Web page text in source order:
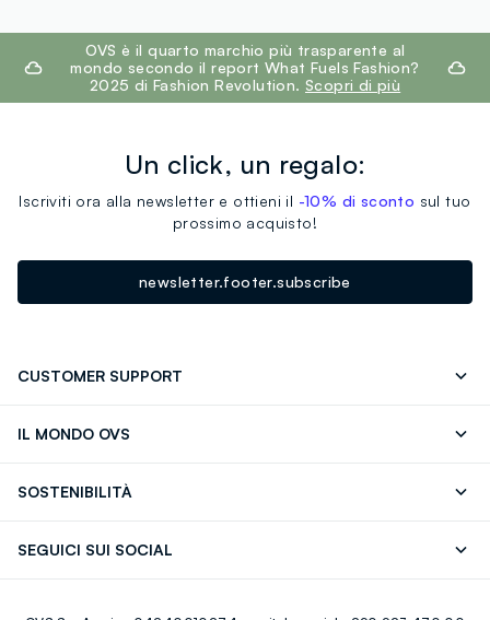
footer.ariatitleOVS è il quarto marchio più trasparente al
mondo secondo il report What Fuels Fashion?
2025 di Fashion Revolution. Scopri di più
Un click, un regalo:
Iscriviti ora alla newsletter e ottieni il -10% di sconto sul tuo
prossimo acquisto!
newsletter.footer.subscribe
CUSTOMER SUPPORT
IL MONDO OVS
Giftcard
SOSTENIBILITÀ
SEGUICI SUI SOCIAL